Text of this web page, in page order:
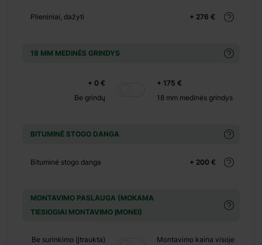
+ 276 €
Plieniniai, dažyti
18 MM MEDINĖS GRINDYS
+ 0 €
Be grindų
+ 175 €
18 mm medinės grindys
BITUMINĖ STOGO DANGA
+ 200 €
Bituminė stogo danga
MONTAVIMO PASLAUGA (MOKAMA
TIESIOGIAI MONTAVIMO ĮMONEI)
Be surinkimo (įtraukta)
Montavimo kaina visoje